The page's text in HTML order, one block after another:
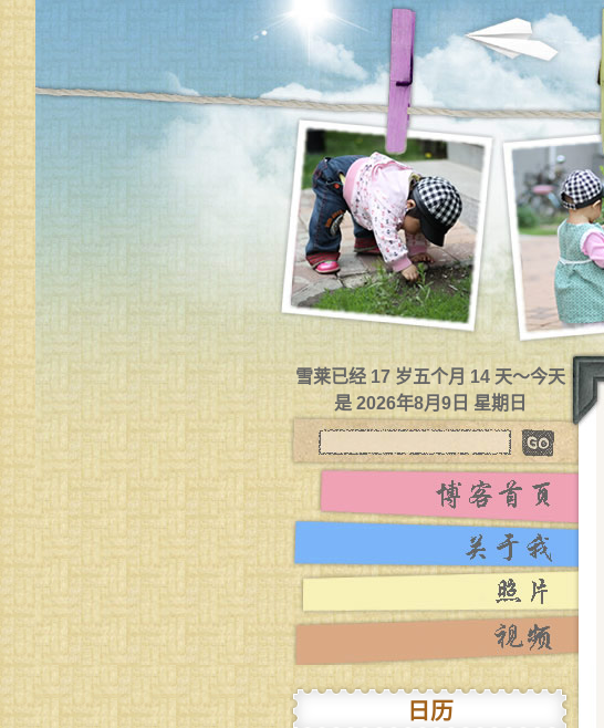
雪莱已经 17 岁五个月 14 天～今天
是 2026年8月9日 星期日
日历